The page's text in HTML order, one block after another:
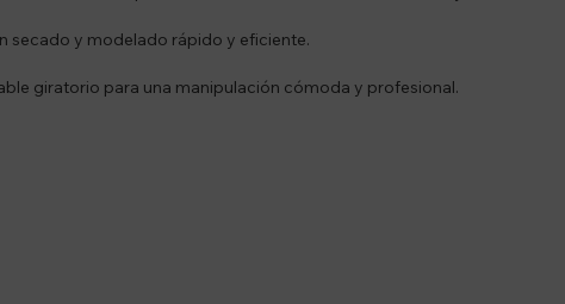
secado y modelado rápido y eficiente.
giratorio para una manipulación cómoda y profesional.